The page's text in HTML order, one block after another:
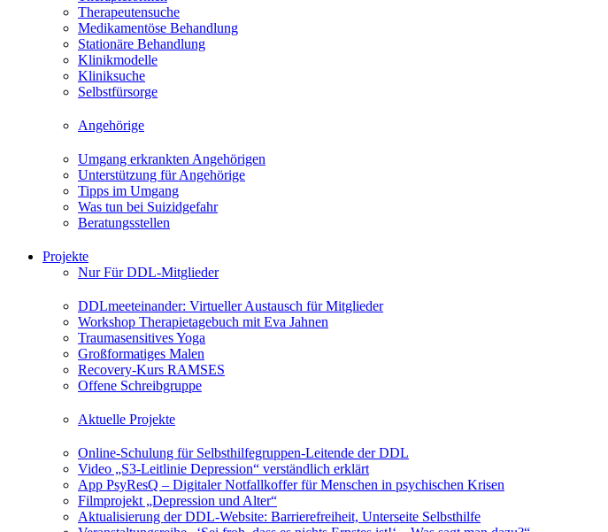
Therapeutensuche
Medikamentöse Behandlung
Stationäre Behandlung
Klinikmodelle
Kliniksuche
Selbstfürsorge
Angehörige
Umgang erkrankten Angehörigen
Unterstützung für Angehörige
Tipps im Umgang
Was tun bei Suizidgefahr
Beratungsstellen
Projekte
Nur Für DDL-Mitglieder
DDLmeeteinander: Virtueller Austausch für Mitglieder
Workshop Therapietagebuch mit Eva Jahnen
Traumasensitives Yoga
Großformatiges Malen
Recovery-Kurs RAMSES
Offene Schreibgruppe
Aktuelle Projekte
Online-Schulung für Selbsthilfegruppen-Leitende der DDL
Video „S3-Leitlinie Depression“ verständlich erklärt
App PsyResQ – Digitaler Notfallkoffer für Menschen in psychischen Krisen
Filmprojekt „Depression und Alter“
Aktualisierung der DDL-Website: Barrierefreiheit, Unterseite Selbsthilfe